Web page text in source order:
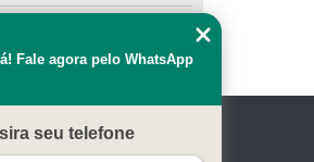
do Código Penal – Lei 9610/98 - Lei
Contato Mapa do site
Fale agora pelo WhatsApp
seu telefone